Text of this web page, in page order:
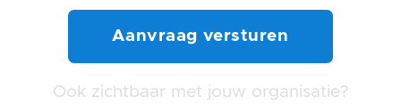
Ook zichtbaar met jouw organisatie?